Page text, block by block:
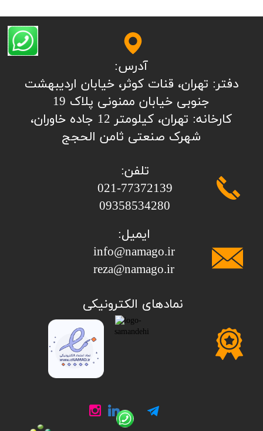
تلفن:
​​​​​​​021-77372139
​​​​​​​09358534280
آدرس:
​​​​​​​​دفتر: تهران، قنات کوثر، خیابان اردیبهشت
جنوبی خیابان ممنونی پلاک 19
کارخانه: تهران، کیلومتر 12 جاده خاوران،
شهرک صنعتی ثامن الحجج
ایمیل:
info@namago.ir
​​​​​​​reza@namago.ir
​نمادهای الکترونیکی